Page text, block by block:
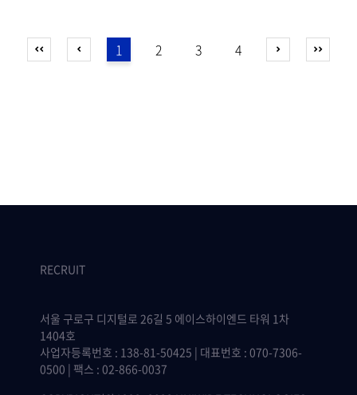
1 2 3 4
RECRUIT
서울 구로구 디지털로 26길 5 에이스하이엔드 타워 1차
1404호
사업자등록번호 : 138-81-50425 | 대표번호 : 070-7306-
0500 | 팩스 : 02-866-0037